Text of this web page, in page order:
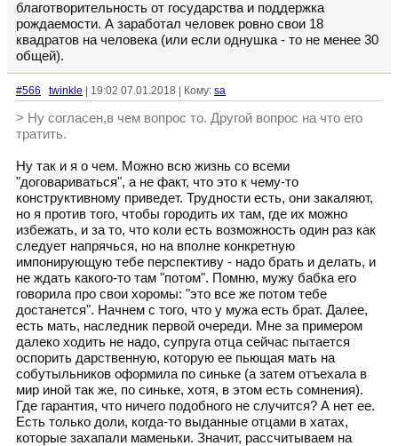
благотворительность от государства и поддержка
рождаемости. А заработал человек ровно свои 18
квадратов на человека (или если однушка - то не менее 30
общей).
#566 twinkle | 19:02 07.01.2018 | Кому: sa
> Ну согласен,в чем вопрос то. Другой вопрос на что его
тратить.
Ну так и я о чем. Можно всю жизнь со всеми
"договариваться", а не факт, что это к чему-то
конструктивному приведет. Трудности есть, они закаляют,
но я против того, чтобы городить их там, где их можно
избежать, и за то, что коли есть возможность один раз как
следует напрячься, но на вполне конкретную
импонирующую тебе перспективу - надо брать и делать, и
не ждать какого-то там "потом". Помню, мужу бабка его
говорила про свои хоромы: "это все же потом тебе
достанется". Начнем с того, что у мужа есть брат. Далее,
есть мать, наследник первой очереди. Мне за примером
далеко ходить не надо, супруга отца сейчас пытается
оспорить дарственную, которую ее пьющая мать на
собутыльников оформила по синьке (а затем отъехала в
мир иной так же, по синьке, хотя, в этом есть сомнения).
Где гарантия, что ничего подобного не случится? А нет ее.
Есть только доли, когда-то выданные отцами в хатах,
которые захапали маменьки. Значит, рассчитываем на